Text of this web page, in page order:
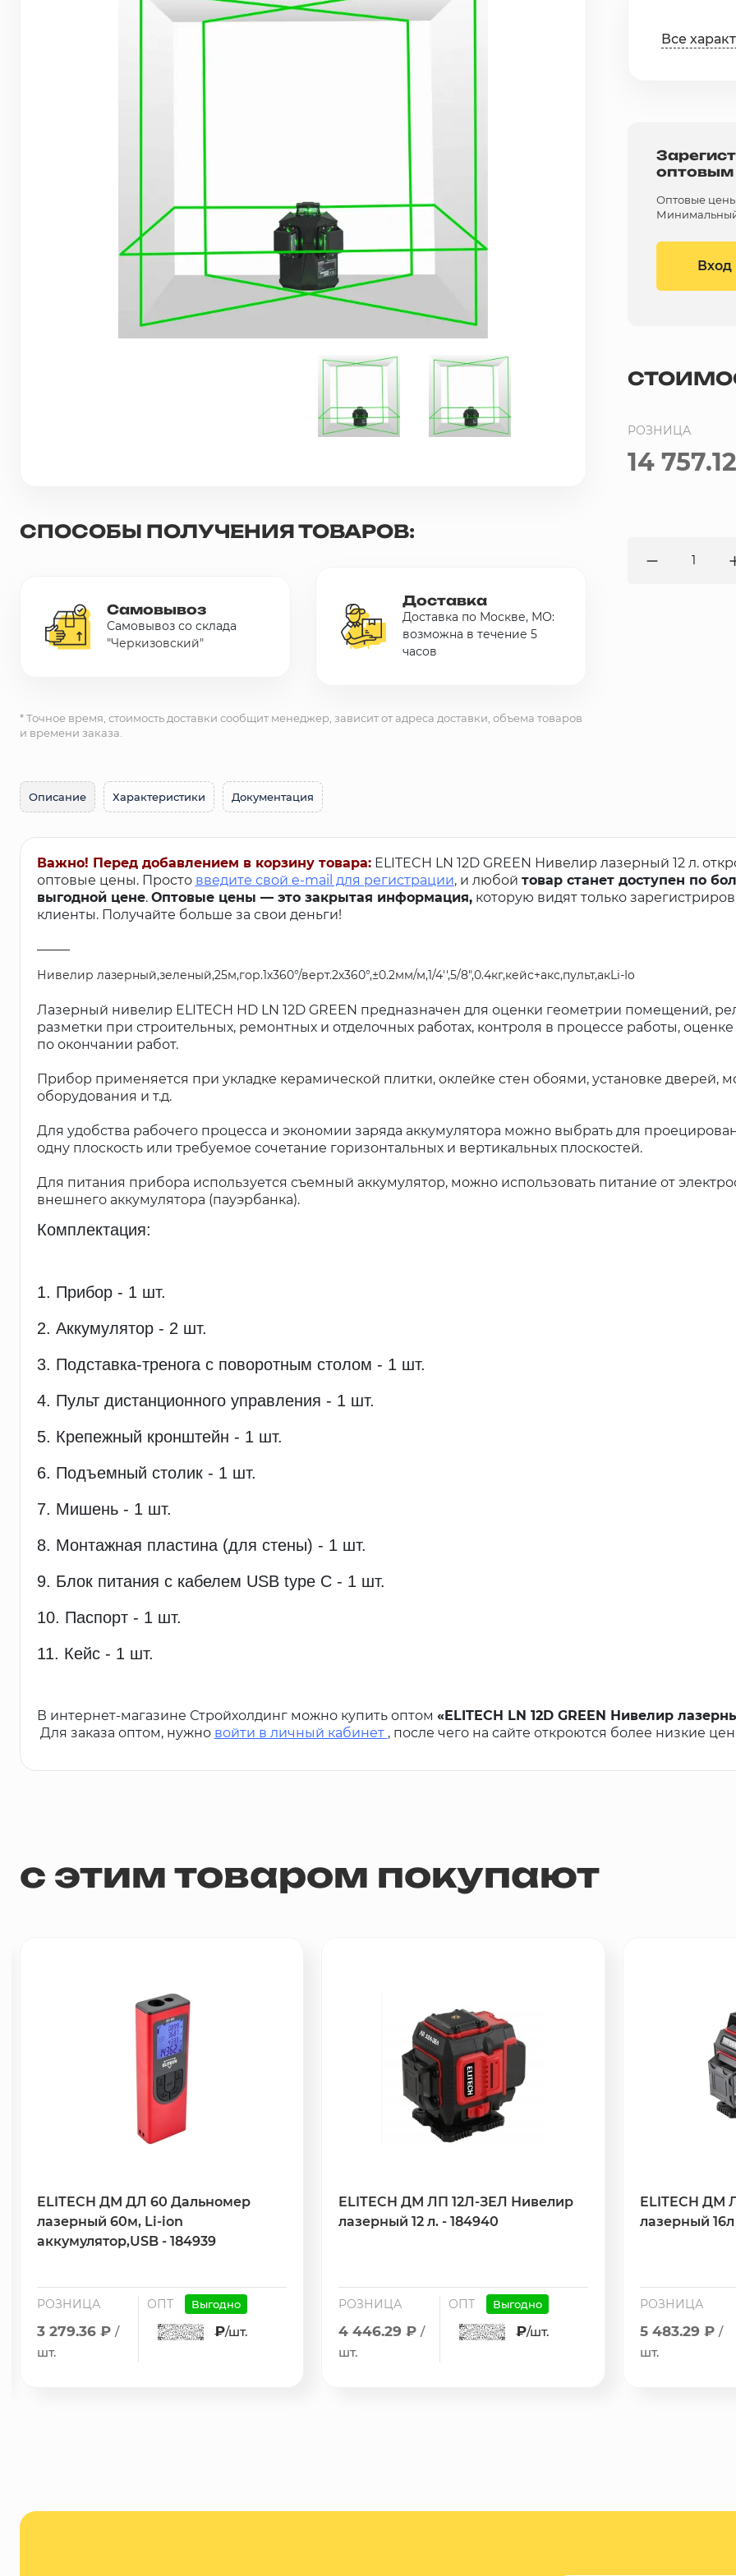
Грунтовки, ПВА, спец. растворы
Герметики, жидкие гвозди, пена
строительные, серпянки
Лакокрасочные материалы
СПОСОБЫ ПОЛУЧЕНИЯ ТОВАРОВ:
Самовывоз
Самовывоз со склада
"Черкизовский"
Доставка
Доставка по Москве, МО:
возможна в течение 5
часов
* Точное время, стоимость доставки сообщит менеджер, зависит от адреса доставки, объема товаров
и времени заказа.
Все
Оптовые цены
Минимальный
Вход
РОЗНИЦА
14
Описание Характеристики Документация
Важно! Перед добавлением в корзину товара: ELITECH LN 12D GREEN Нивелир лазерный 12 л.
оптовые цены. Просто введите свой e-mail для регистрации, и любой товар станет доступен по
выгодной цене. Оптовые цены — это закрытая информация,которую видят только
клиенты. Получайте больше за свои деньги!
Нивелир лазерный,зеленый,25м,гор.1х360°/верт.2х360°,±0.2мм/м,1/4'',5/8",0.4кг,кейс+акс,пульт,акLi-Io
Лазерный нивелир ELITECH HD LN 12D GREEN предназначен для оценки геометрии помещений,
разметки при строительных, ремонтных и отделочных работах, контроля в процессе работы, оценке
по окончании работ.
Прибор применяется при укладке керамической плитки, оклейке стен обоями, установке дверей,
оборудования и т.д.
Для удобства рабочего процесса и экономии заряда аккумулятора можно выбрать для
одну плоскость или требуемое сочетание горизонтальных и вертикальных плоскостей.
Для питания прибора используется съемный аккумулятор, можно использовать питание от
внешнего аккумулятора (пауэрбанка).
Комплектация:
1. Прибор - 1 шт.
2. Аккумулятор - 2 шт.
3. Подставка-тренога с поворотным столом - 1 шт.
4. Пульт дистанционного управления - 1 шт.
5. Крепежный кронштейн - 1 шт.
6. Подъемный столик - 1 шт.
7. Мишень - 1 шт.
8. Монтажная пластина (для стены) - 1 шт.
9. Блок питания с кабелем USB type C - 1 шт.
10. Паспорт - 1 шт.
11. Кейс - 1 шт.
В интернет-магазине Стройхолдинг можно купить оптом «ELITECH LN 12D GREEN Нивелир
Для заказа оптом, нужно войти в личный кабинет , после чего на сайте откроются более низкие
с этим товаром покупают
ELITECH ДМ ДЛ 60 Дальномер
лазерный 60м, Li-ion
аккумулятор,USB - 184939
РОЗНИЦА
3 279.36 ₽ /
шт.
ОПТ Выгодно
₽/шт.
ELITECH ДМ ЛП 12Л-ЗЕЛ Нивелир
лазерный 12 л. - 184940
РОЗНИЦА
4 446.29 ₽ /
шт.
ОПТ Выгодно
₽/шт.
ELITECH ДМ
лазерный 16л
РОЗНИЦА
5 483.29 ₽ /
шт.